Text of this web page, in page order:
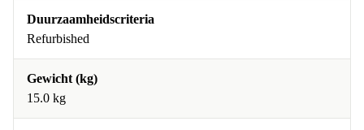
Duurzaamheidscriteria
Refurbished
Gewicht (kg)
15.0 kg